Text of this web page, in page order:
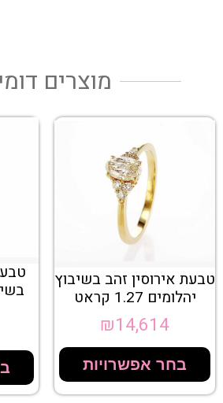
מוצרים
טבעת אירוסין זהב בשיבוץ
יהלומים 1.27 קראט
₪14,614
בחר אפשרויות